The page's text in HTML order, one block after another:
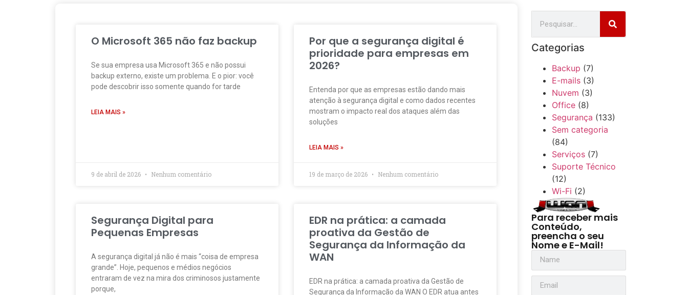
O Microsoft 365 não faz backup
Se sua empresa usa Microsoft 365 e não possui
backup externo, existe um problema. E o pior: você
pode descobrir isso somente quando for tarde
LEIA MAIS »
9 de abril de 2026 Nenhum comentário
Por que a segurança digital é
prioridade para empresas em
2026?
Entenda por que as empresas estão dando mais
atenção à segurança digital e como dados recentes
mostram o impacto real dos ataques além das
soluções
LEIA MAIS »
19 de março de 2026 Nenhum comentário
Segurança Digital para
Pequenas Empresas
A segurança digital já não é mais “coisa de empresa
grande”. Hoje, pequenos e médios negócios
entraram de vez na mira dos criminosos justamente
porque,
EDR na prática: a camada
proativa da Gestão de
Segurança da Informação da
WAN
EDR na prática: a camada proativa da Gestão de
Segurança da Informação da WAN O EDR atua antes
Categorias
Backup (7)
E-mails(3)
Nuvem (3)
Office(8)
Segurança (133)
Sem categoria
(84)
Serviços(7)
Suporte Técnico
(12)
Wi-Fi (2)
Para receber mais
Conteúdo,
preencha o seu
Nome e E-Mail!